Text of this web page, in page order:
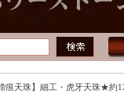
痕天珠】細工・虎牙天珠★約